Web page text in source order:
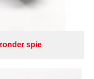
spie